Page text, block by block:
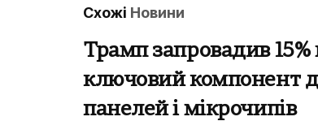
Схожі Новини
Трамп запровадив
ключовий компонент
панелей і мікрочипів